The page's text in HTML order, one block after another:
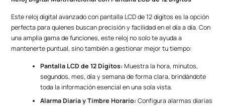
Este reloj digital avanzado con pantalla LCD de 12 dígitos es la opción
perfecta para quienes buscan precisión y facilidad en el día a día. Con
una amplia gama de funciones, este reloj no solo te ayuda a
mantenerte puntual, sino también a gestionar mejor tu tiempo:
Pantalla LCD de 12 Dígitos: Muestra la hora, minutos,
segundos, mes, día y semana de forma clara, brindándote
toda la información esencial en una sola vista.
Alarma Diaria y Timbre Horario: Configura alarmas diarias